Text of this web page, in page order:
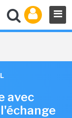
avec